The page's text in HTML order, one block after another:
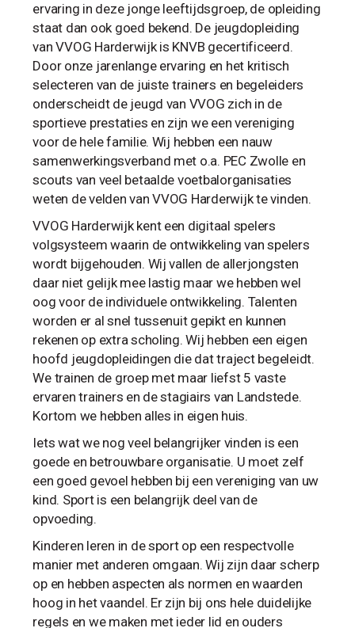
ervaring in deze jonge leeftijdsgroep, de opleiding
staat dan ook goed bekend. De jeugdopleiding
van VVOG Harderwijk is KNVB gecertificeerd.
Door onze jarenlange ervaring en het kritisch
selecteren van de juiste trainers en begeleiders
onderscheidt de jeugd van VVOG zich in de
sportieve prestaties en zijn we een vereniging
voor de hele familie. Wij hebben een nauw
samenwerkingsverband met o.a. PEC Zwolle en
scouts van veel betaalde voetbalorganisaties
weten de velden van VVOG Harderwijk te vinden.
VVOG Harderwijk kent een digitaal spelers
volgsysteem waarin de ontwikkeling van spelers
wordt bijgehouden. Wij vallen de allerjongsten
daar niet gelijk mee lastig maar we hebben wel
oog voor de individuele ontwikkeling. Talenten
worden er al snel tussenuit gepikt en kunnen
rekenen op extra scholing. Wij hebben een eigen
hoofd jeugdopleidingen die dat traject begeleidt.
We trainen de groep met maar liefst 5 vaste
ervaren trainers en de stagiairs van Landstede.
Kortom we hebben alles in eigen huis.
Iets wat we nog veel belangrijker vinden is een
goede en betrouwbare organisatie. U moet zelf
een goed gevoel hebben bij een vereniging van uw
kind. Sport is een belangrijk deel van de
opvoeding.
Kinderen leren in de sport op een respectvolle
manier met anderen omgaan. Wij zijn daar scherp
op en hebben aspecten als normen en waarden
hoog in het vaandel. Er zijn bij ons hele duidelijke
regels en we maken met ieder lid en ouders